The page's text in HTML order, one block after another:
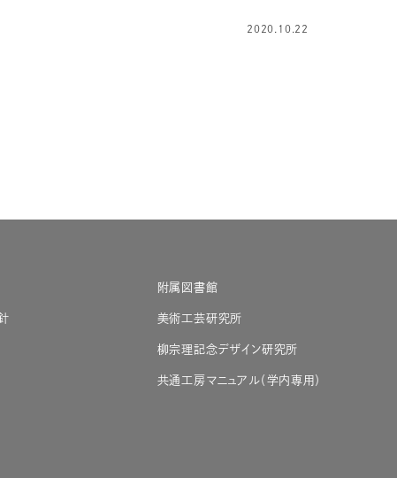
2020.10.22
附属図書館
美術工芸研究所
柳宗理記念デザイン研究所
共通工房マニュアル（学内専用）